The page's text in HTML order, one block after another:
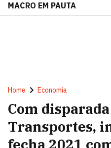
MACRO EM PAUTA
Home Economia
Com
Transportes,
fecha 2021